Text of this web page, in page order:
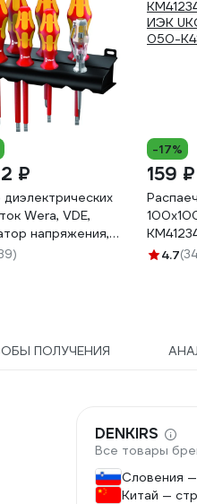
₽
Wera, VDE,
напряжения,
7 предметов,
-17%
159 ₽
ИЭК4.7
ПОЛУЧЕНИЯ
DENKIRS
Все товары
Словения
Китай —